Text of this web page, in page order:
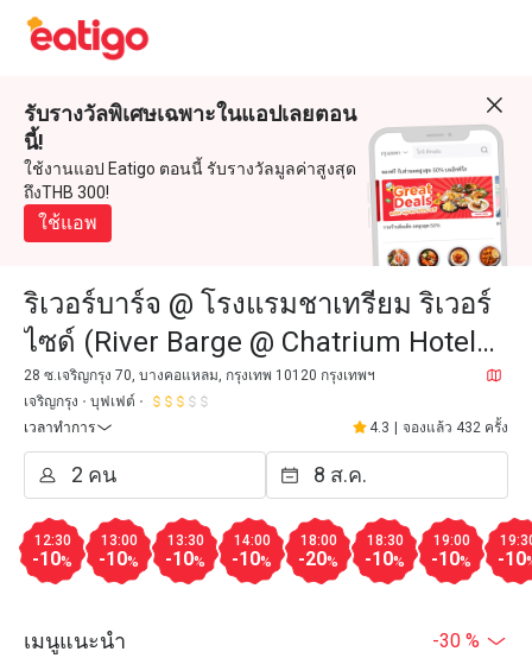
รับรางวัลพิเศษเฉพาะในแอปเลยตอน
นี้!
ใช้งานแอป Eatigo ตอนนี้ รับรางวัลมูลค่าสูงสุด
ถึงTHB 300!
ใช้แอพ
ริเวอร์บาร์จ @ โรงแรมชาเทรียม ริเวอร์
ไซด์ (River Barge @ Chatrium Hotel
Riverside)
28 ซ.เจริญกรุง 70, บางคอแหลม, กรุงเทพ 10120 กรุงเทพฯ
เจริญกรุง
บุฟเฟต์
เวลาทำการ
4.3 จองแล้ว 432 ครั้ง
12:30
-10%
13:00
-10%
13:30
-10%
14:00
-10%
18:00
-20%
18:30
-10%
19:00
-10% -10
เมนูแนะนำ -30 %